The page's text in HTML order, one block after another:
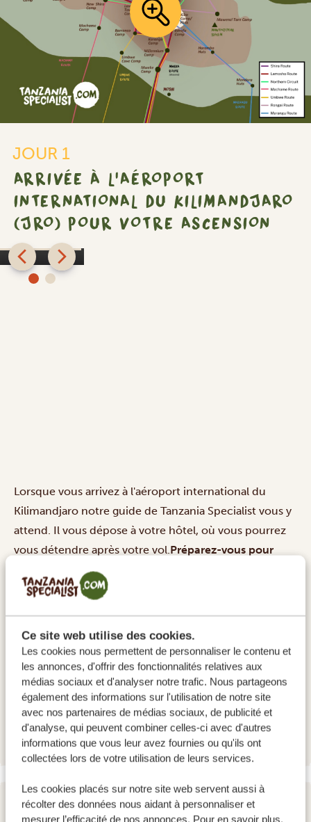
Ce site web utilise des cookies.
Les cookies nous permettent de personnaliser le contenu et
les annonces, d'offrir des fonctionnalités relatives aux
médias sociaux et d'analyser notre trafic. Nous partageons
également des informations sur l'utilisation de notre site
avec nos partenaires de médias sociaux, de publicité et
d'analyse, qui peuvent combiner celles-ci avec d'autres
informations que vous leur avez fournies ou qu'ils ont
collectées lors de votre utilisation de leurs services.
Les cookies placés sur notre site web servent aussi à
récolter des données nous aidant à personnaliser et
mesurer l’efficacité de nos annonces. Pour en savoir plus,
JOUR 1
ARRIVÉE À L'AÉROPORT
INTERNATIONAL DU KILIMANDJARO
(JRO) POUR VOTRE ASCENSION
SILVER
Shose
Chalets
Lorsque vous arrivez à l'aéroport international du
Kilimandjaro notre guide de Tanzania Specialist vous y
attend. Il vous dépose à votre hôtel, où vous pourrez
vous détendre après votre vol.Préparez-vous pour
: vous rencontrerez votre guide avant le
début de votre ascension. Il vous donnera tous les
mettre dans votre sac à dos et d'autres conseils
importants pour rendre votre ascension aussi
confortable que possible.
HÉBERGEMENTS:
Shose Chalets
JOUR 2